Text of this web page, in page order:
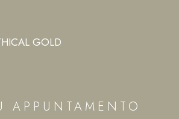
GOLD
APPUNTAMENTO